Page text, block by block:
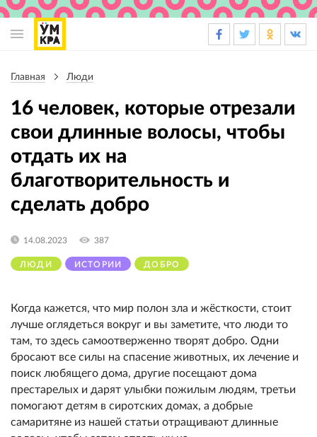
навигации
Главная Люди
16 человек, которые отрезали
свои длинные волосы, чтобы
отдать их на
благотворительность и
сделать добро
ЛЮДИ ИСТОРИИ ДОБРО
14.08.2023 387
Когда кажется, что мир полон зла и жёсткости, стоит
лучше оглядеться вокруг и вы заметите, что люди то
там, то здесь самоотверженно творят добро. Одни
бросают все силы на спасение животных, их лечение и
поиск любящего дома, другие посещают дома
престарелых и дарят улыбки пожилым людям, третьи
помогают детям в сиротских домах, а добрые
самаритяне из нашей статьи отращивают длинные